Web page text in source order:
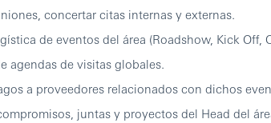
concertar citas internas y externas.
de eventos del área (Roadshow, Kick Off,
de visitas globales.
proveedores relacionados con dichos
juntas y proyectos del Head del